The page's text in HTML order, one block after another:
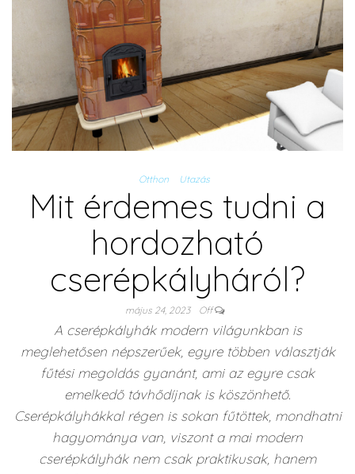
Otthon Utazás
Mit érdemes tudni a
hordozható
cserépkályháról?
május 24, 2023 Off
A cserépkályhák modern világunkban is
meglehetősen népszerűek, egyre többen választják
fűtési megoldás gyanánt, ami az egyre csak
emelkedő távhődíjnak is köszönhető.
Cserépkályhákkal régen is sokan fűtöttek, mondhatni
hagyománya van, viszont a mai modern
cserépkályhák nem csak praktikusak, hanem